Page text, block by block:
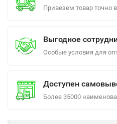
Привезем товар точно
Выгодное
Особые условия для
Доступен
Более 35000